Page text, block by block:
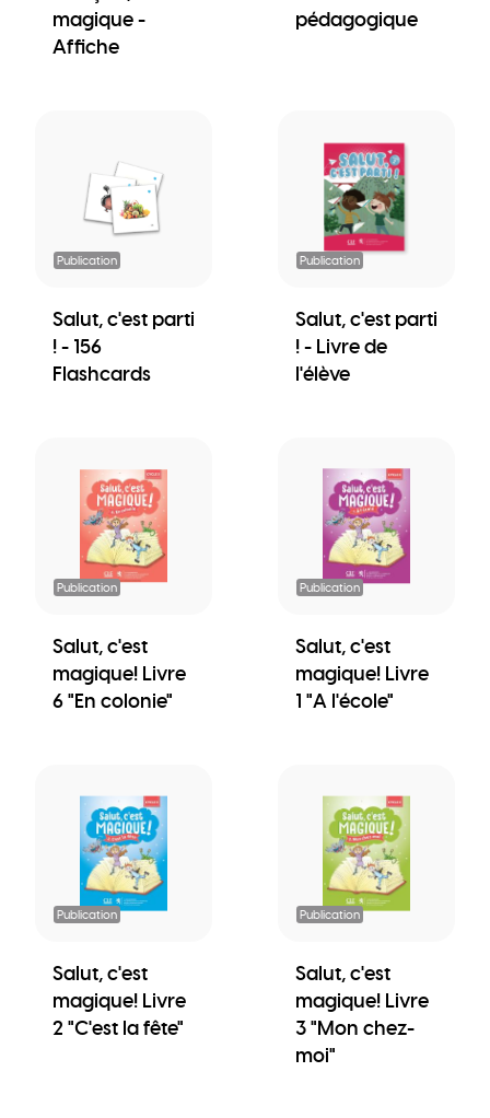
magique -
Affiche
pédagogique
Publication
Salut, c'est parti
! - 156
Flashcards
Publication
Salut, c'est parti
! - Livre de
l'élève
Publication
Salut, c'est
magique! Livre
6 "En colonie"
Publication
Salut, c'est
magique! Livre
1 "A l'école"
Publication
Salut, c'est
magique! Livre
2 "C'est la fête"
Publication
Salut, c'est
magique! Livre
3 "Mon chez-
moi"